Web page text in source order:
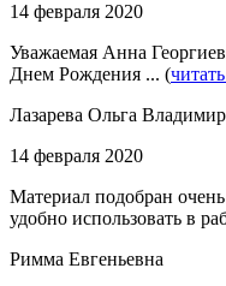
14 февраля 2020
Уважаемая Анна
Днем Рождения ... (
Лазарева Ольга
14 февраля 2020
Материал подобран
удобно использовать в
Римма Евгеньевна